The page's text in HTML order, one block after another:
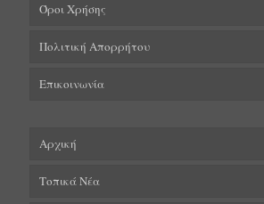
Όροι Χρήσης
Πολιτική Απορρήτου
Επικοινωνία
Αρχική
Τοπικά Νέα